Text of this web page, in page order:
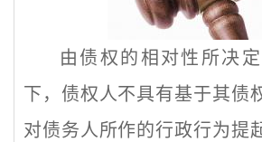
由债权的相对性所决
下，债权人不具有基于其债
对债务人所作的行政行为提